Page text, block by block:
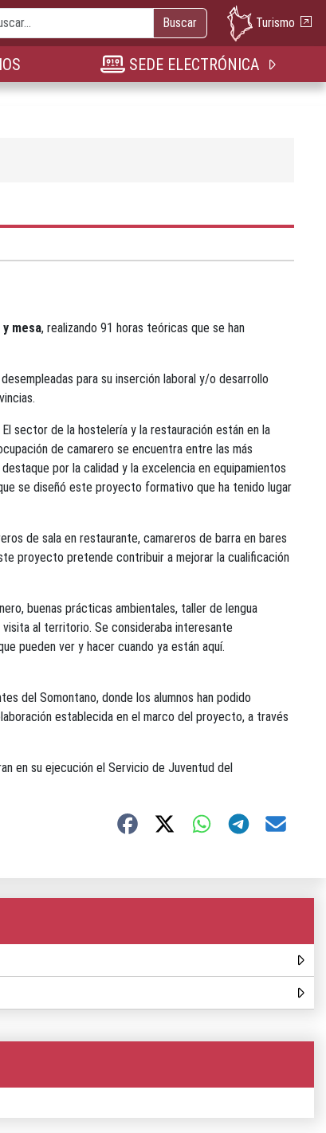
pestaña
Buscar Turismo
SEDE ELECTRÓNICA
mesa, realizando 91 horas teóricas que se han
para su inserción laboral y/o desarrollo
sector de la hostelería y la restauración están en la
de camarero se encuentra entre las más
por la calidad y la excelencia en equipamientos
se diseñó este proyecto formativo que ha tenido lugar
de sala en restaurante, camareros de barra en bares
proyecto pretende contribuir a mejorar la cualificación
buenas prácticas ambientales, taller de lengua
al territorio. Se consideraba interesante
pueden ver y hacer cuando ya están aquí.
del Somontano, donde los alumnos han podido
establecida en el marco del proyecto, a través
en su ejecución el Servicio de Juventud del